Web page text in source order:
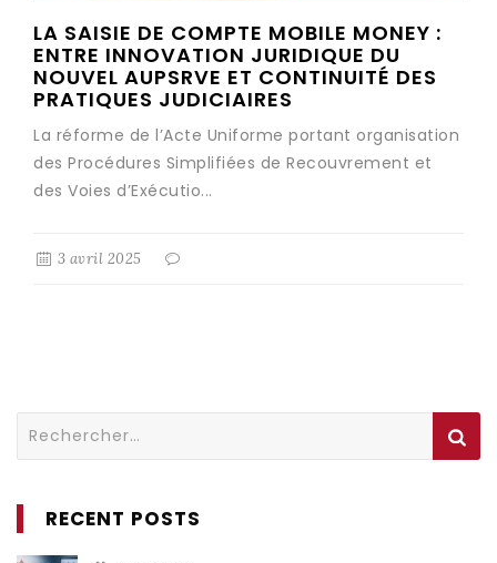
LA SAISIE DE COMPTE MOBILE MONEY :
ENTRE INNOVATION JURIDIQUE DU
NOUVEL AUPSRVE ET CONTINUITÉ DES
PRATIQUES JUDICIAIRES
La réforme de l’Acte Uniforme portant organisation
des Procédures Simplifiées de Recouvrement et
des Voies d’Exécutio...
3 avril 2025
Rechercher :
RECENT POSTS